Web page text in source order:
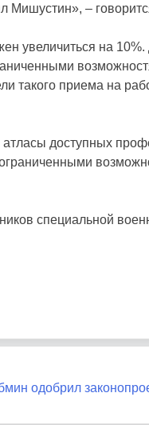
Мишустин», –
увеличиться на 10%.
такого приема на
доступных
специальной
одобрил